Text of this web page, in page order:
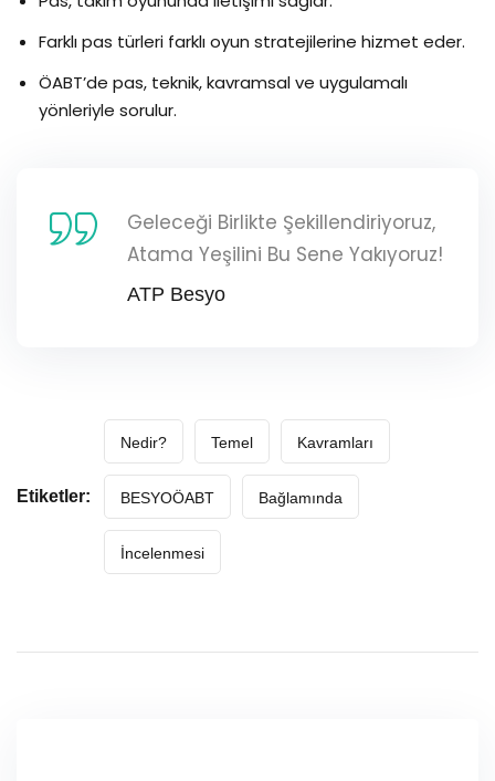
Farklı pas türleri farklı oyun stratejilerine hizmet eder.
ÖABT’de pas, teknik, kavramsal ve uygulamalı
yönleriyle sorulur.
Geleceği Birlikte Şekillendiriyoruz,
Atama Yeşilini Bu Sene Yakıyoruz!
ATP Besyo
Etiketler:
Nedir? Temel Kavramları
BESYOÖABT Bağlamında
İncelenmesi